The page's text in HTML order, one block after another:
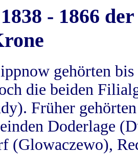
- 1866
gehörten
die beiden
Früher
Doderlage
(Glowaczewo),